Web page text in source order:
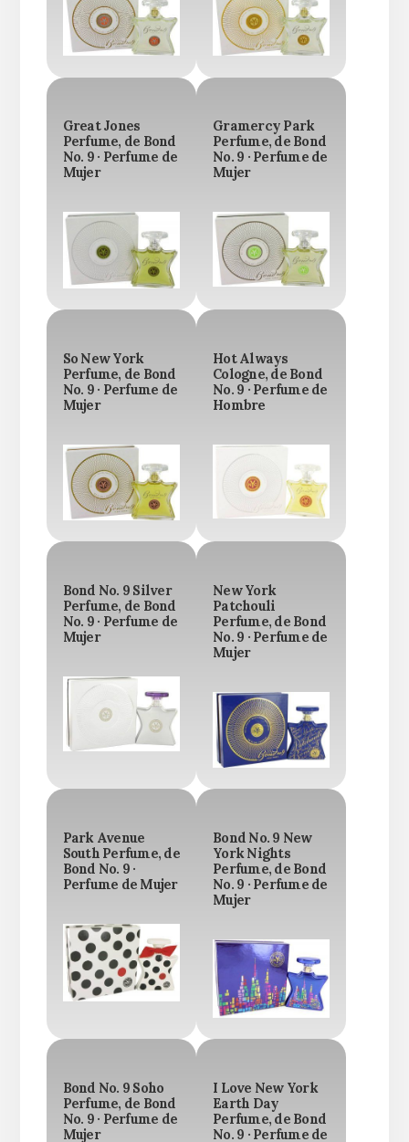
Great Jones
Perfume, de Bond
No. 9 · Perfume de
Mujer
Gramercy Park
Perfume, de Bond
No. 9 · Perfume de
Mujer
So New York
Perfume, de Bond
No. 9 · Perfume de
Mujer
Hot Always
Cologne, de Bond
No. 9 · Perfume de
Hombre
Bond No. 9 Silver
Perfume, de Bond
No. 9 · Perfume de
Mujer
New York
Patchouli
Perfume, de Bond
No. 9 · Perfume de
Mujer
Park Avenue
South Perfume, de
Bond No. 9 ·
Perfume de Mujer
Bond No. 9 New
York Nights
Perfume, de Bond
No. 9 · Perfume de
Mujer
Bond No. 9 Soho
Perfume, de Bond
No. 9 · Perfume de
Mujer
I Love New York
Earth Day
Perfume, de Bond
No. 9 · Perfume de